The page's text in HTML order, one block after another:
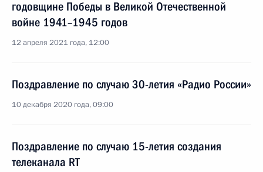
годовщине Победы в Великой Отечественной
войне 1941–1945 годов
12 апреля 2021 года, 12:00
Поздравление по случаю 30-летия «Радио России»
10 декабря 2020 года, 09:00
Поздравление по случаю 15-летия создания
телеканала RT